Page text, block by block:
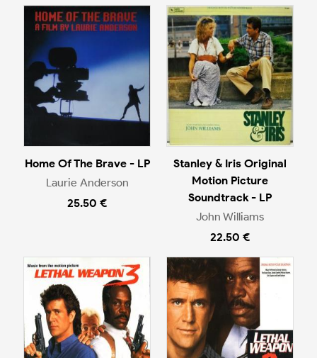
Home Of The Brave - LP
Laurie Anderson
25.50 €
Stanley & Iris Original
Motion Picture
Soundtrack - LP
John Williams
22.50 €